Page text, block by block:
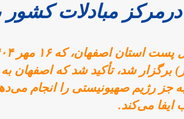
مبادلات
روز جهانی پست (۱۷ مهر) برگزار شد، تأکید شد
جز رژیم صهیونیستی را انجام
می‌کند.